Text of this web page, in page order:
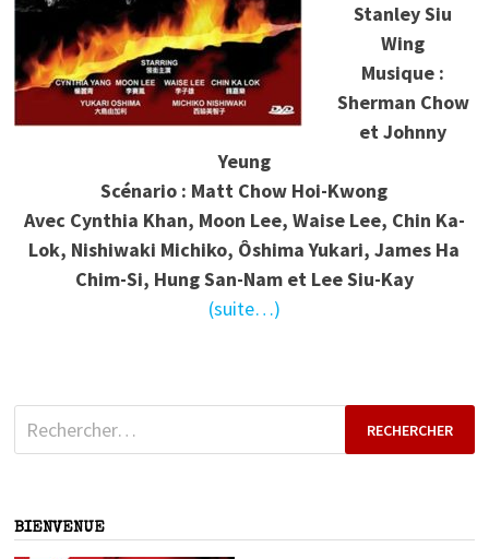
Stanley Siu
Wing
Musique :
Sherman Chow
et Johnny
Yeung
Scénario : Matt Chow Hoi-Kwong
Avec Cynthia Khan, Moon Lee, Waise Lee, Chin Ka-
Lok, Nishiwaki Michiko, Ôshima Yukari, James Ha
Chim-Si, Hung San-Nam et Lee Siu-Kay
(suite…)
Rechercher :
BIENVENUE